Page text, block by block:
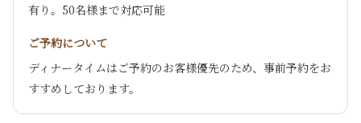
有り。50名様まで対応可能
ご予約について
ディナータイムはご予約のお客様優先のため、事前予約をお
すすめしております。